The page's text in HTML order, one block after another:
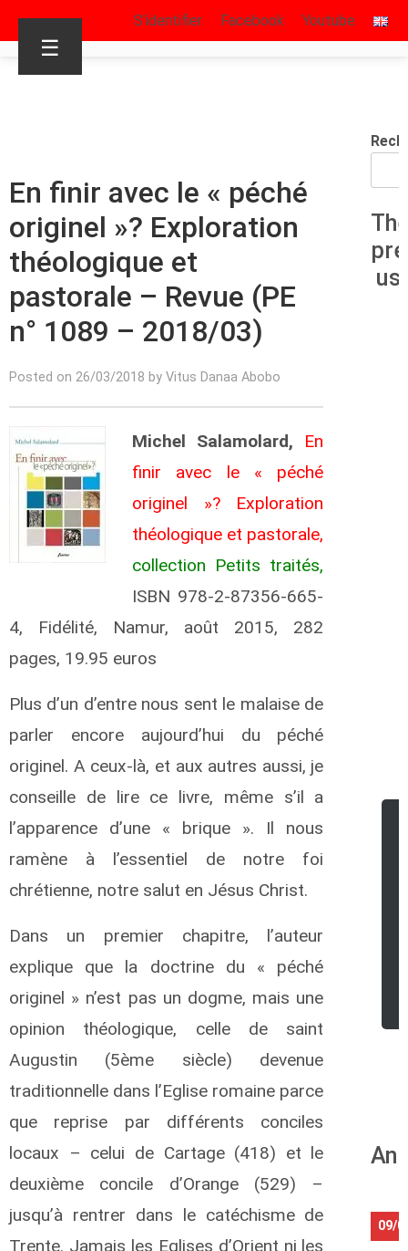
S’identifier Facebook Youtube
☰
En finir avec le « péché
originel »? Exploration
théologique et
pastorale – Revue (PE
n° 1089 – 2018/03)
Posted on 26/03/2018 by Vitus Danaa Abobo
Michel Salamolard,
En
finir avec le « péché
originel »? Exploration
théologique et pastorale,
collection Petits traités,
ISBN 978-2-87356-665-
4, Fidélité, Namur, août 2015, 282
pages, 19.95 euros
Plus d’un d’entre nous sent le malaise de
parler encore aujourd’hui du péché
originel. A ceux-là, et aux autres aussi, je
conseille de lire ce livre, même s’il a
l’apparence d’une « brique ». Il nous
ramène à l’essentiel de notre foi
chrétienne, notre salut en Jésus Christ.
Dans un premier chapitre, l’auteur
explique que la doctrine du « péché
originel » n’est pas un dogme, mais une
opinion théologique, celle de saint
Augustin (5ème siècle) devenue
traditionnelle dans l’Eglise romaine parce
que reprise par différents conciles
locaux – celui de Cartage (418) et le
deuxième concile d’Orange (529) –
jusqu’à rentrer dans le catéchisme de
Trente. Jamais les Eglises d’Orient ni les
us
09/